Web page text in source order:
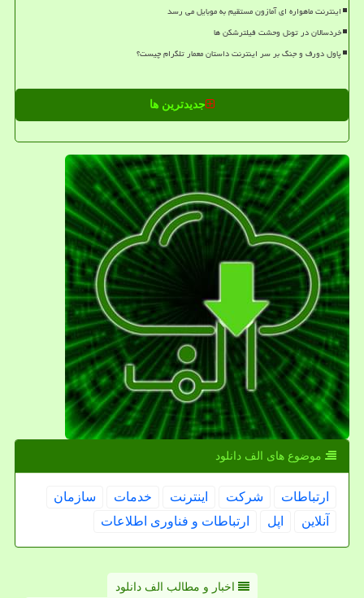
اینترنت ماهواره ای آمازون مستقیم به موبایل می رسد
خردسالان در تونل وحشت فیلترشکن ها
پاول دورف و جنگ بر سر اینترنت داستان معمار تلگرام چیست؟
جدیدترین ها
موضوع های الف دانلود
ارتباطات شركت اینترنت خدمات
سازمان
آنلاین
اپل ارتباطات و فناوری اطلاعات
اخبار و مطالب الف دانلود